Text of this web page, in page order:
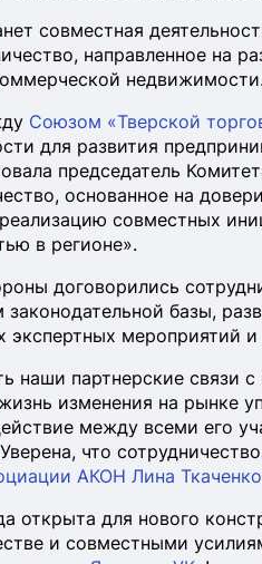
совместная
направленное на
недвижимости.
Союзом «Тверской
для развития
председатель
основанное на
совместных
в регионе».
договорились
законодательной базы,
экспертных мероприятий и
наши партнерские связи
изменения на рынке
между всеми его
что
АКОН Лина Ткаченко
открыта для нового
и совместными